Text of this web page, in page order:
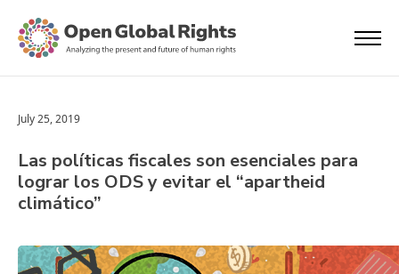
July 25, 2019
Las políticas fiscales son esenciales para
lograr los ODS y evitar el “apartheid
climático”